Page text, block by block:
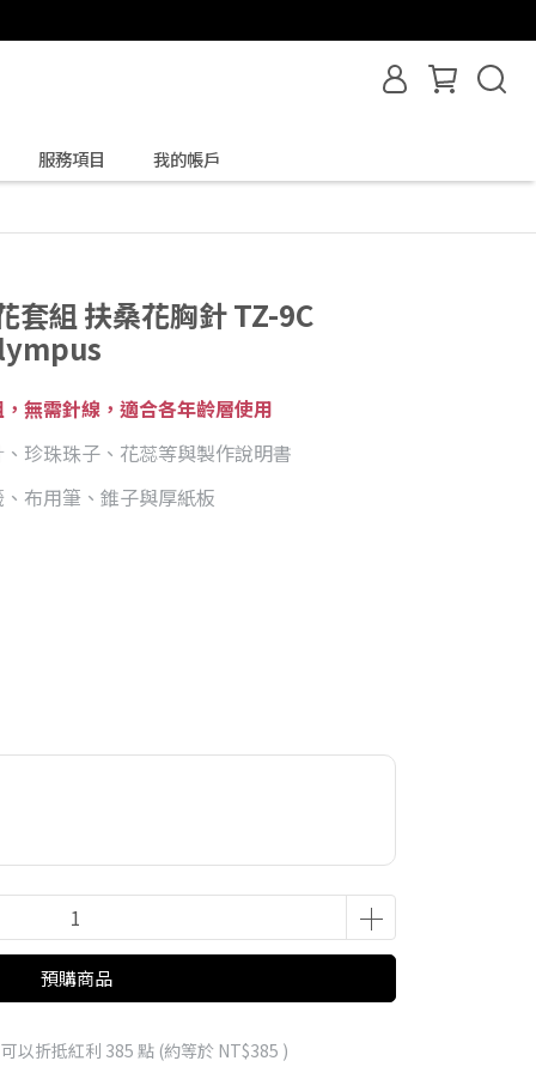
服務項目 我的帳戶
套組 扶桑花胸針 TZ-9C
無需針線，適合各年齡層使用
珍珠珠子、花蕊等與製作說明書
布用筆、錐子與厚紙板
預購商品
以折抵紅利 385 點 (約等於 NT$385 )